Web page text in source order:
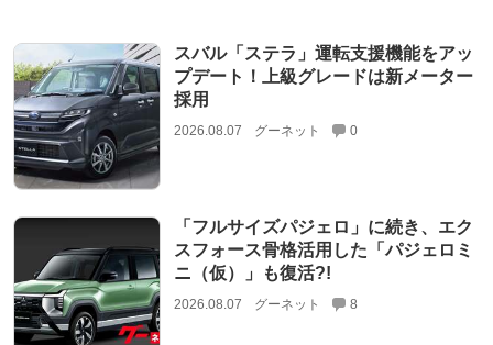
スバル「ステラ」運転支援機能をアッ
プデート！上級グレードは新メーター
採用
2026.08.07 グーネット 0
「フルサイズパジェロ」に続き、エク
スフォース骨格活用した「パジェロミ
ニ（仮）」も復活?!
2026.08.07 グーネット 8